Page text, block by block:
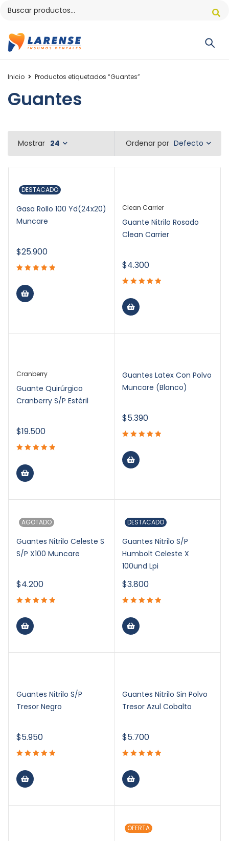
Inicio Productos etiquetados “Guantes”
Guantes
Ordenar por Defecto
Mostrar 24
DESTACADO
Gasa Rollo 100 Yd(24x20)
Muncare
$25.900
Clean Carrier
Guante Nitrilo Rosado
Clean Carrier
$4.300
Cranberry
Guante Quirúrgico
Cranberry S/P Estéril
$19.500
Guantes Latex Con Polvo
Muncare (Blanco)
$5.390
AGOTADO
Guantes Nitrilo Celeste S
S/P X100 Muncare
$4.200
DESTACADO
Guantes Nitrilo S/P
Humbolt Celeste X
100und Lpi
$3.800
Guantes Nitrilo S/P
Tresor Negro
$5.950
Guantes Nitrilo Sin Polvo
Tresor Azul Cobalto
$5.700
OFERTA